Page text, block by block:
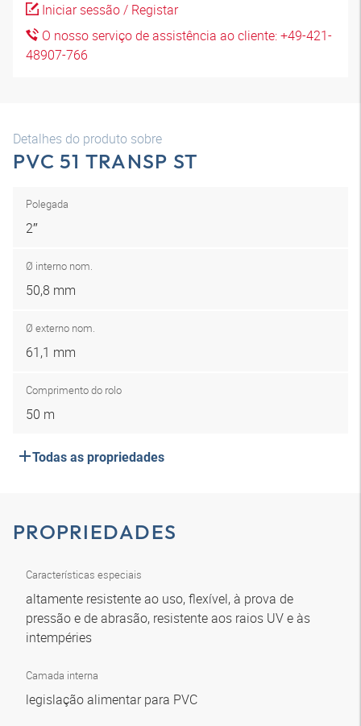
Iniciar sessão / Registar
O nosso serviço de assistência ao cliente: +49-421-
48907-766
Detalhes do produto sobre
PVC 51 TRANSP ST
Polegada
2″
Ø interno nom.
50,8 mm
Ø externo nom.
61,1 mm
Comprimento do rolo
50 m
Todas as propriedades
PROPRIEDADES
Características especiais
altamente resistente ao uso, flexível, à prova de
pressão e de abrasão, resistente aos raios UV e às
intempéries
Camada interna
legislação alimentar para PVC